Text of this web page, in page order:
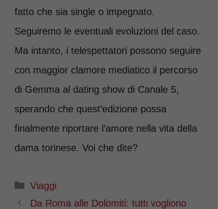
fatto che sia single o impegnato.
Seguiremo le eventuali evoluzioni del caso.
Ma intanto, i telespettatori possono seguire
con maggior clamore mediatico il percorso
di Gemma al dating show di Canale 5,
sperando che quest’edizione possa
finalmente riportare l’amore nella vita della
dama torinese. Voi che dite?
Categorie
Viaggi
Da Roma alle Dolomiti: tutti vogliono